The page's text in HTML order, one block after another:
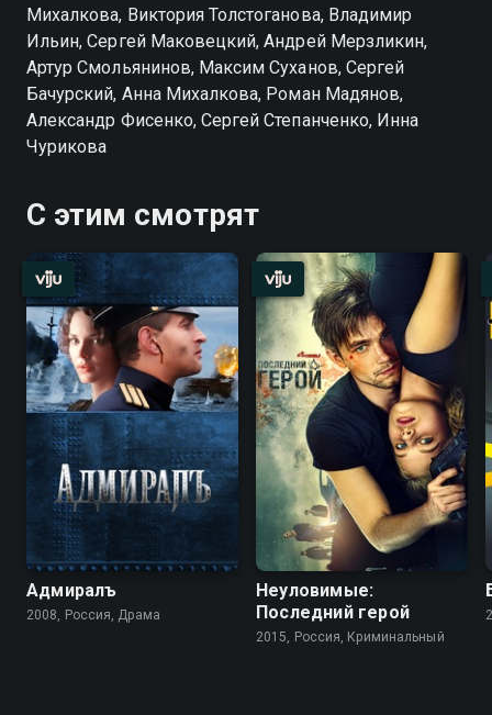
Михалкова, Виктория Толстоганова, Владимир
Ильин, Сергей Маковецкий, Андрей Мерзликин,
Артур Смольянинов, Максим Суханов, Сергей
Бачурский, Анна Михалкова, Роман Мадянов,
Александр Фисенко, Сергей Степанченко, Инна
Чурикова
С этим смотрят
Адмиралъ
2008, Россия, Драма
Неуловимые:
Последний герой
2015, Россия, Криминальный